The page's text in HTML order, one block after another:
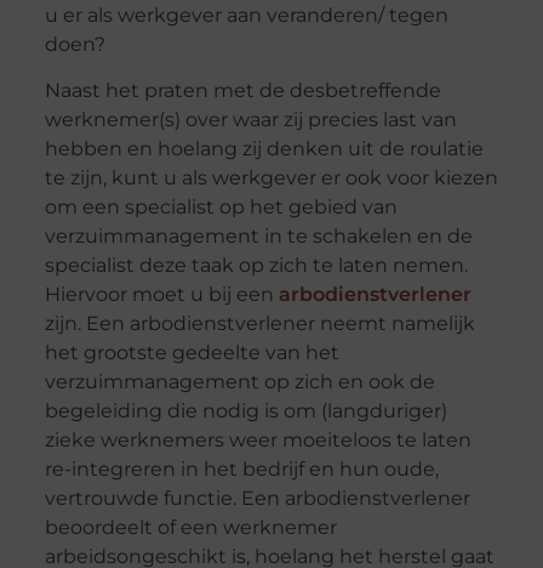
u er als werkgever aan veranderen/ tegen
doen?
Naast het praten met de desbetreffende
werknemer(s) over waar zij precies last van
hebben en hoelang zij denken uit de roulatie
te zijn, kunt u als werkgever er ook voor kiezen
om een specialist op het gebied van
verzuimmanagement in te schakelen en de
specialist deze taak op zich te laten nemen.
Hiervoor moet u bij een arbodienstverlener
zijn. Een arbodienstverlener neemt namelijk
het grootste gedeelte van het
verzuimmanagement op zich en ook de
begeleiding die nodig is om (langduriger)
zieke werknemers weer moeiteloos te laten
re-integreren in het bedrijf en hun oude,
vertrouwde functie. Een arbodienstverlener
beoordeelt of een werknemer
arbeidsongeschikt is, hoelang het herstel gaat